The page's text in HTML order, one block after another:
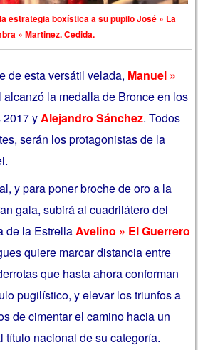
estrategia boxística a su pupilo José » La
» Martinez. Cedida.
de esta versátil velada, Manuel »
alcanzó la medalla de Bronce en los
2017 y Alejandro Sánchez. Todos
serán los protagonistas de la
y para poner broche de oro a la
gala, subirá al cuadrilátero del
de la EstrellaAvelino » El Guerrero
quiere marcar distancia entre
que hasta ahora conforman
pugilístico, y elevar los triunfos a
de cimentar el camino hacia un
título nacional de su categoría.